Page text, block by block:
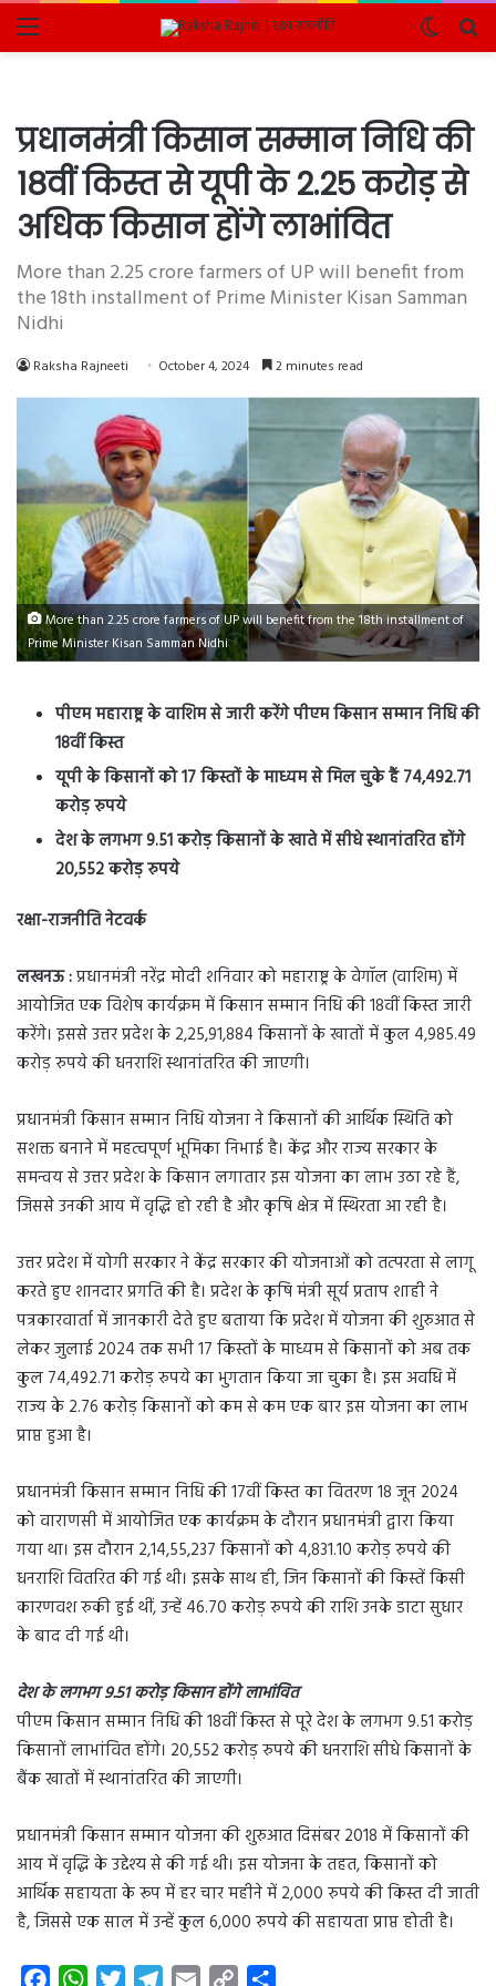
Menu
Switch
skin
प्रधानमंत्री किसान सम्मान निधि की
18वीं किस्त से यूपी के 2.25 करोड़ से
अधिक किसान होंगे लाभांवित
More than 2.25 crore farmers of UP will benefit from
the 18th installment of Prime Minister Kisan Samman
Nidhi
Raksha Rajneeti October 4, 2024 2 minutes read
More than 2.25 crore farmers of UP will benefit from the 18th installment of
Prime Minister Kisan Samman Nidhi
पीएम महाराष्ट्र के वाशिम से जारी करेंगे पीएम किसान सम्मान निधि की
18वीं किस्त
यूपी के किसानों को 17 किस्तों के माध्यम से मिल चुके हैं 74,492.71
करोड़ रुपये
देश के लगभग 9.51 करोड़ किसानों के खाते में सीधे स्थानांतरित होंगे
20,552 करोड़ रुपये
रक्षा-राजनीति नेटवर्क
लखनऊ :प्रधानमंत्री नरेंद्र मोदी शनिवार को महाराष्ट्र के वेगॉल (वाशिम) में
आयोजित एक विशेष कार्यक्रम में किसान सम्मान निधि की 18वीं किस्त जारी
करेंगे। इससे उत्तर प्रदेश के 2,25,91,884 किसानों के खातों में कुल 4,985.49
करोड़ रुपये की धनराशि स्थानांतरित की जाएगी।
प्रधानमंत्री किसान सम्मान निधि योजना ने किसानों की आर्थिक स्थिति को
सशक्त बनाने में महत्वपूर्ण भूमिका निभाई है। केंद्र और राज्य सरकार के
समन्वय से उत्तर प्रदेश के किसान लगातार इस योजना का लाभ उठा रहे हैं,
जिससे उनकी आय में वृद्धि हो रही है और कृषि क्षेत्र में स्थिरता आ रही है।
उत्तर प्रदेश में योगी सरकार ने केंद्र सरकार की योजनाओं को तत्परता से लागू
करते हुए शानदार प्रगति की है। प्रदेश के कृषि मंत्री सूर्य प्रताप शाही ने
पत्रकारवार्ता में जानकारी देते हुए बताया कि प्रदेश में योजना की शुरुआत से
लेकर जुलाई 2024 तक सभी 17 किस्तों के माध्यम से किसानों को अब तक
कुल 74,492.71 करोड़ रुपये का भुगतान किया जा चुका है। इस अवधि में
राज्य के 2.76 करोड़ किसानों को कम से कम एक बार इस योजना का लाभ
प्राप्त हुआ है।
प्रधानमंत्री किसान सम्मान निधि की 17वीं किस्त का वितरण 18 जून 2024
को वाराणसी में आयोजित एक कार्यक्रम के दौरान प्रधानमंत्री द्वारा किया
गया था। इस दौरान 2,14,55,237 किसानों को 4,831.10 करोड़ रुपये की
धनराशि वितरित की गई थी। इसके साथ ही, जिन किसानों की किस्तें किसी
कारणवश रुकी हुई थीं, उन्हें 46.70 करोड़ रुपये की राशि उनके डाटा सुधार
के बाद दी गई थी।
देश के लगभग 9.51 करोड़ किसान होंगे लाभांवित
पीएम किसान सम्मान निधि की 18वीं किस्त से पूरे देश के लगभग 9.51 करोड़
किसानों लाभांवित होंगे। 20,552 करोड़ रुपये की धनराशि सीधे किसानों के
बैंक खातों में स्थानांतरित की जाएगी।
प्रधानमंत्री किसान सम्मान योजना की शुरुआत दिसंबर 2018 में किसानों की
आय में वृद्धि के उद्देश्य से की गई थी। इस योजना के तहत, किसानों को
आर्थिक सहायता के रूप में हर चार महीने में 2,000 रुपये की किस्त दी जाती
है, जिससे एक साल में उन्हें कुल 6,000 रुपये की सहायता प्राप्त होती है।
W